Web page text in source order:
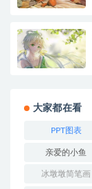
大家都在看
PPT图表
亲爱的小鱼
冰墩墩简笔画